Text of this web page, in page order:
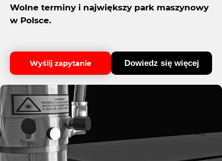
Dołącz jako Partner CNC
Rejestracja
Partner produkcyjny
Wolne terminy i największy park maszynowy
w Polsce.
Wyślij zapytanie Dowiedz się więcej